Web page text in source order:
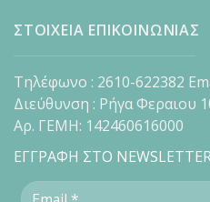
ΣΤΟΙΧΕΙΑ ΕΠΙΚΟΙΝΩΝΙΑΣ
Τηλέφωνο : 2610-622382
Διεύθυνση : Ρήγα Φεραιου
Αρ. ΓΕΜΗ: 142460616000
ΕΓΓΡΑΦΗ ΣΤΟ